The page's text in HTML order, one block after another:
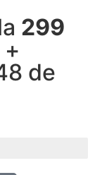
299
de